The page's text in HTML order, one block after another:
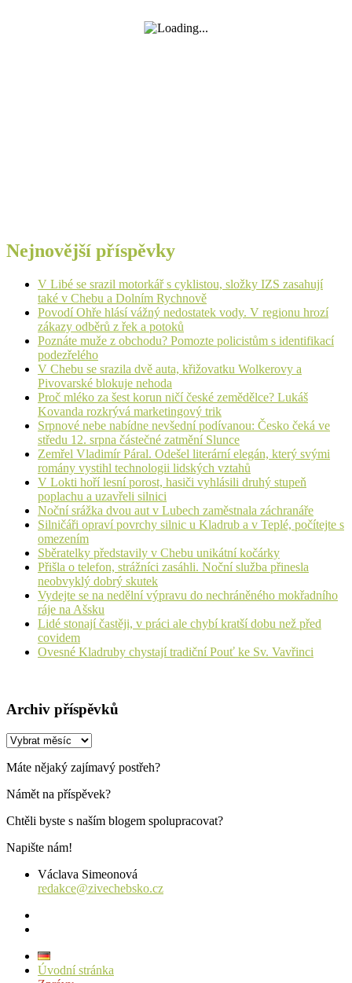
Nejnovější příspěvky
V Libé se srazil motorkář s cyklistou, složky IZS zasahují
také v Chebu a Dolním Rychnově
Povodí Ohře hlásí vážný nedostatek vody. V regionu hrozí
zákazy odběrů z řek a potoků
Poznáte muže z obchodu? Pomozte policistům s identifikací
podezřelého
V Chebu se srazila dvě auta, křižovatku Wolkerovy a
Pivovarské blokuje nehoda
Proč mléko za šest korun ničí české zemědělce? Lukáš
Kovanda rozkrývá marketingový trik
Srpnové nebe nabídne nevšední podívanou: Česko čeká ve
středu 12. srpna částečné zatmění Slunce
Zemřel Vladimír Páral. Odešel literární elegán, který svými
romány vystihl technologii lidských vztahů
V Lokti hoří lesní porost, hasiči vyhlásili druhý stupeň
poplachu a uzavřeli silnici
Noční srážka dvou aut v Lubech zaměstnala záchranáře
Silničáři opraví povrchy silnic u Kladrub a v Teplé, počítejte s
omezením
Sběratelky představily v Chebu unikátní kočárky
Přišla o telefon, strážníci zasáhli. Noční služba přinesla
neobvyklý dobrý skutek
Vydejte se na nedělní výpravu do nechráněného mokřadního
ráje na Ašsku
Lidé stonají častěji, v práci ale chybí kratší dobu než před
covidem
Ovesné Kladruby chystají tradiční Pouť ke Sv. Vavřinci
Archiv příspěvků
Archiv
Máte nějaký zajímavý postřeh?
Námět na příspěvek?
Chtěli byste s naším blogem spolupracovat?
Napište nám!
Václava Simeonová
redakce@zivechebsko.cz
Úvodní stránka